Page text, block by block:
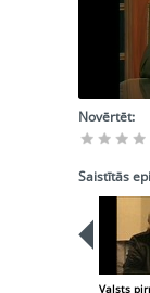
Novērtēt:
Saistītās